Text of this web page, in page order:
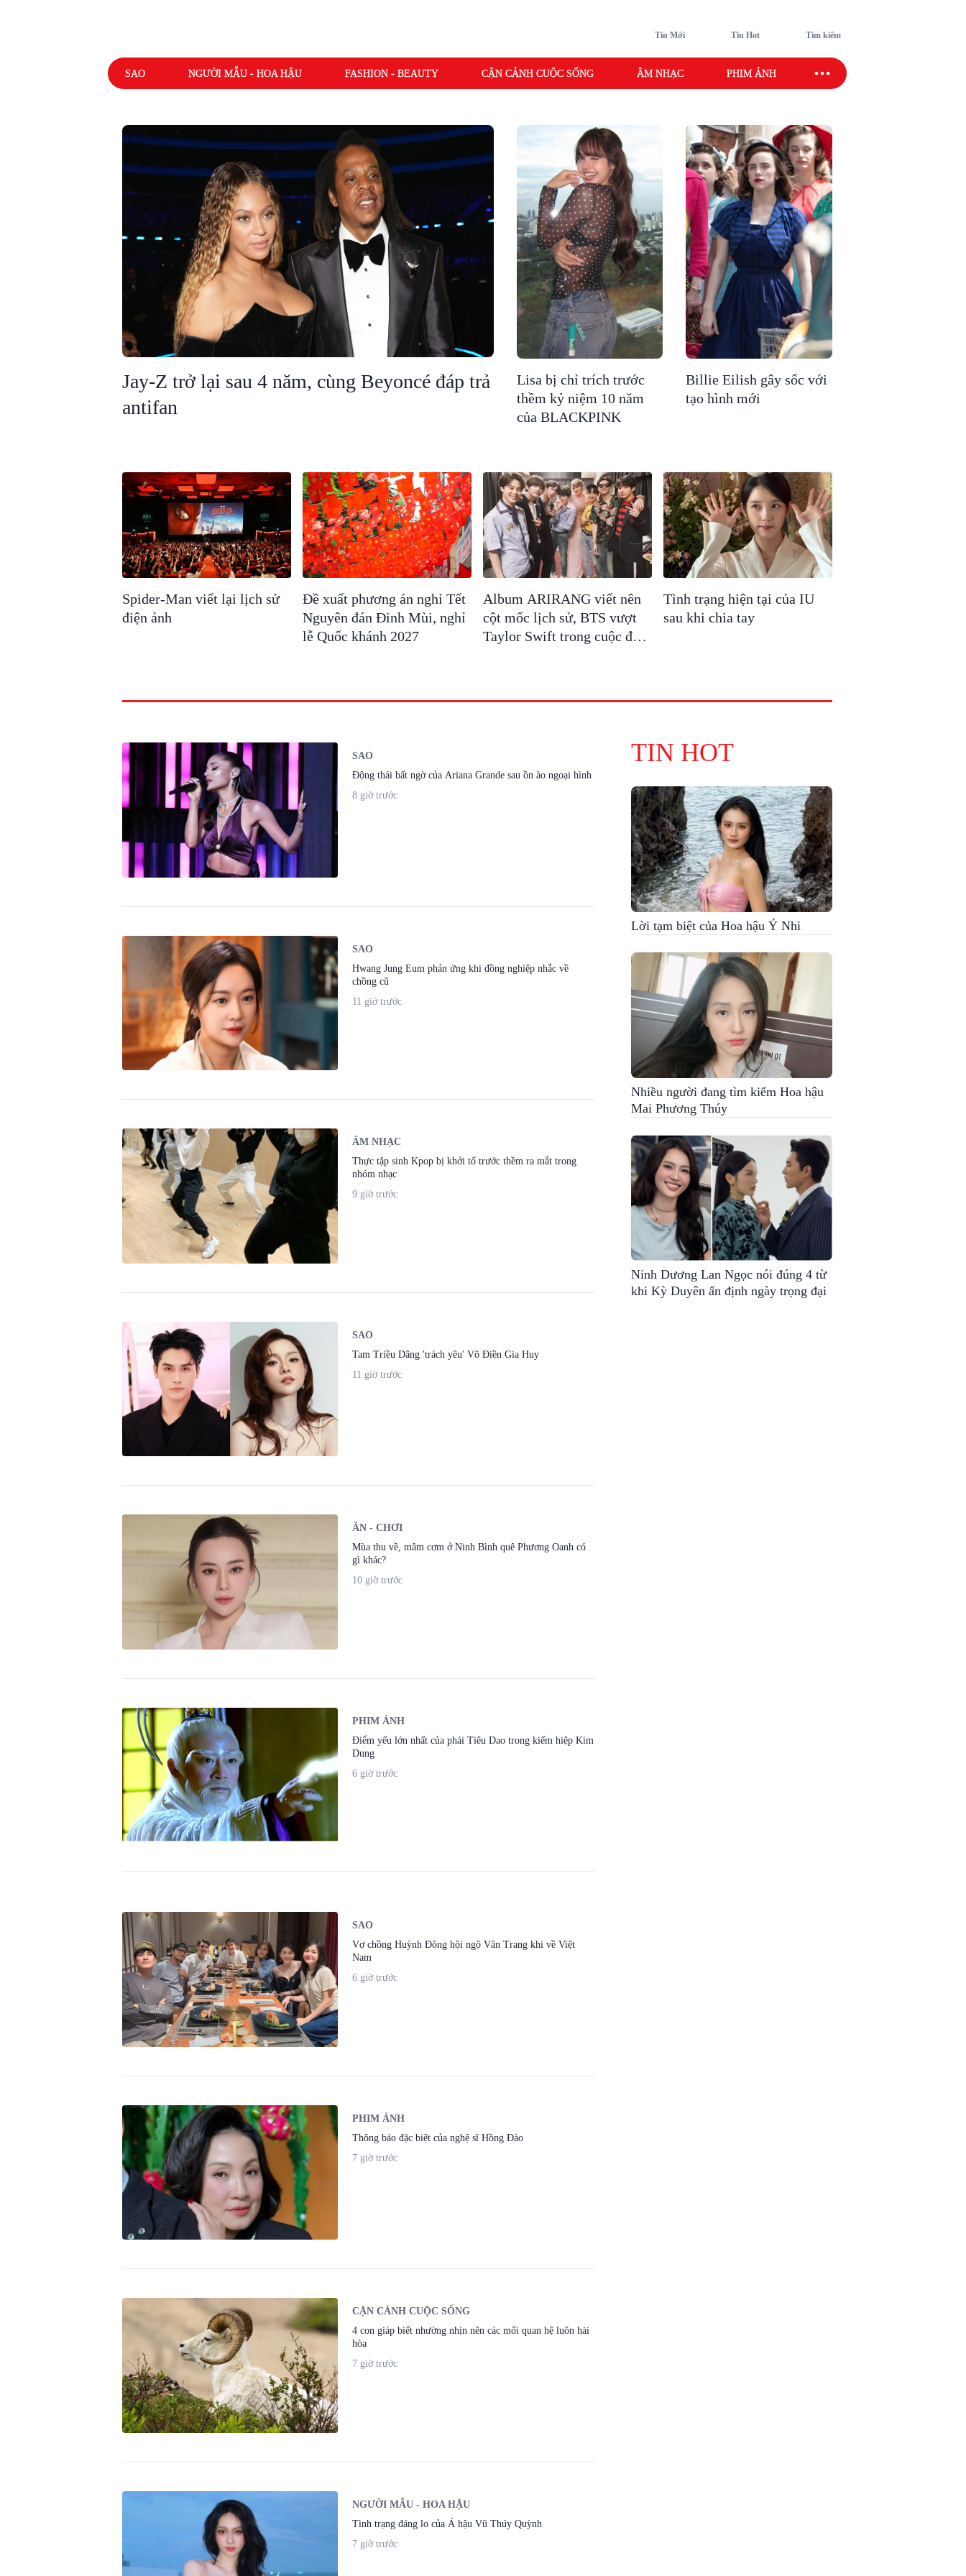
Tin Mới Tin Hot Tìm kiếm
SAO NGƯỜI MẪU - HOA HẬU FASHION - BEAUTY CẬN CẢNH CUỘC SỐNG ÂM NHẠC PHIM ẢNH SAO SPORT
Jay-Z trở lại sau 4 năm, cùng Beyoncé đáp trả
antifan
Lisa bị chỉ trích trước
thềm kỷ niệm 10 năm
của BLACKPINK
Billie Eilish gây sốc với
tạo hình mới
Spider-Man viết lại lịch sử
điện ảnh
Đề xuất phương án nghỉ Tết
Nguyên đán Đinh Mùi, nghỉ
lễ Quốc khánh 2027
Album ARIRANG viết nên
cột mốc lịch sử, BTS vượt
Taylor Swift trong cuộc đua
Tình trạng hiện tại của IU
sau khi chia tay
SAO
Động thái bất ngờ của Ariana Grande sau ồn ào ngoại hình
8 giờ trước
SAO
Hwang Jung Eum phản ứng khi đồng nghiệp nhắc về
chồng cũ
11 giờ trước
ÂM NHẠC
Thực tập sinh Kpop bị khởi tố trước thềm ra mắt trong
nhóm nhạc
9 giờ trước
SAO
Tam Triều Dâng 'trách yêu' Võ Điền Gia Huy
11 giờ trước
ĂN - CHƠI
Mùa thu về, mâm cơm ở Ninh Bình quê Phương Oanh có
gì khác?
10 giờ trước
PHIM ẢNH
Điểm yếu lớn nhất của phái Tiêu Dao trong kiếm hiệp Kim
Dung
6 giờ trước
TIN HOT
Lời tạm biệt của Hoa hậu Ý Nhi
Nhiều người đang tìm kiếm Hoa hậu
Mai Phương Thúy
Ninh Dương Lan Ngọc nói đúng 4 từ
khi Kỳ Duyên ấn định ngày trọng đại
SAO
Vợ chồng Huỳnh Đông hội ngộ Vân Trang khi về Việt
Nam
6 giờ trước
PHIM ẢNH
Thông báo đặc biệt của nghệ sĩ Hồng Đào
7 giờ trước
CẬN CẢNH CUỘC SỐNG
4 con giáp biết nhường nhịn nên các mối quan hệ luôn hài
hòa
7 giờ trước
NGƯỜI MẪU - HOA HẬU
Tình trạng đáng lo của Á hậu Vũ Thúy Quỳnh
7 giờ trước